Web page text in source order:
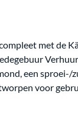
met de
een sproei-/
voor